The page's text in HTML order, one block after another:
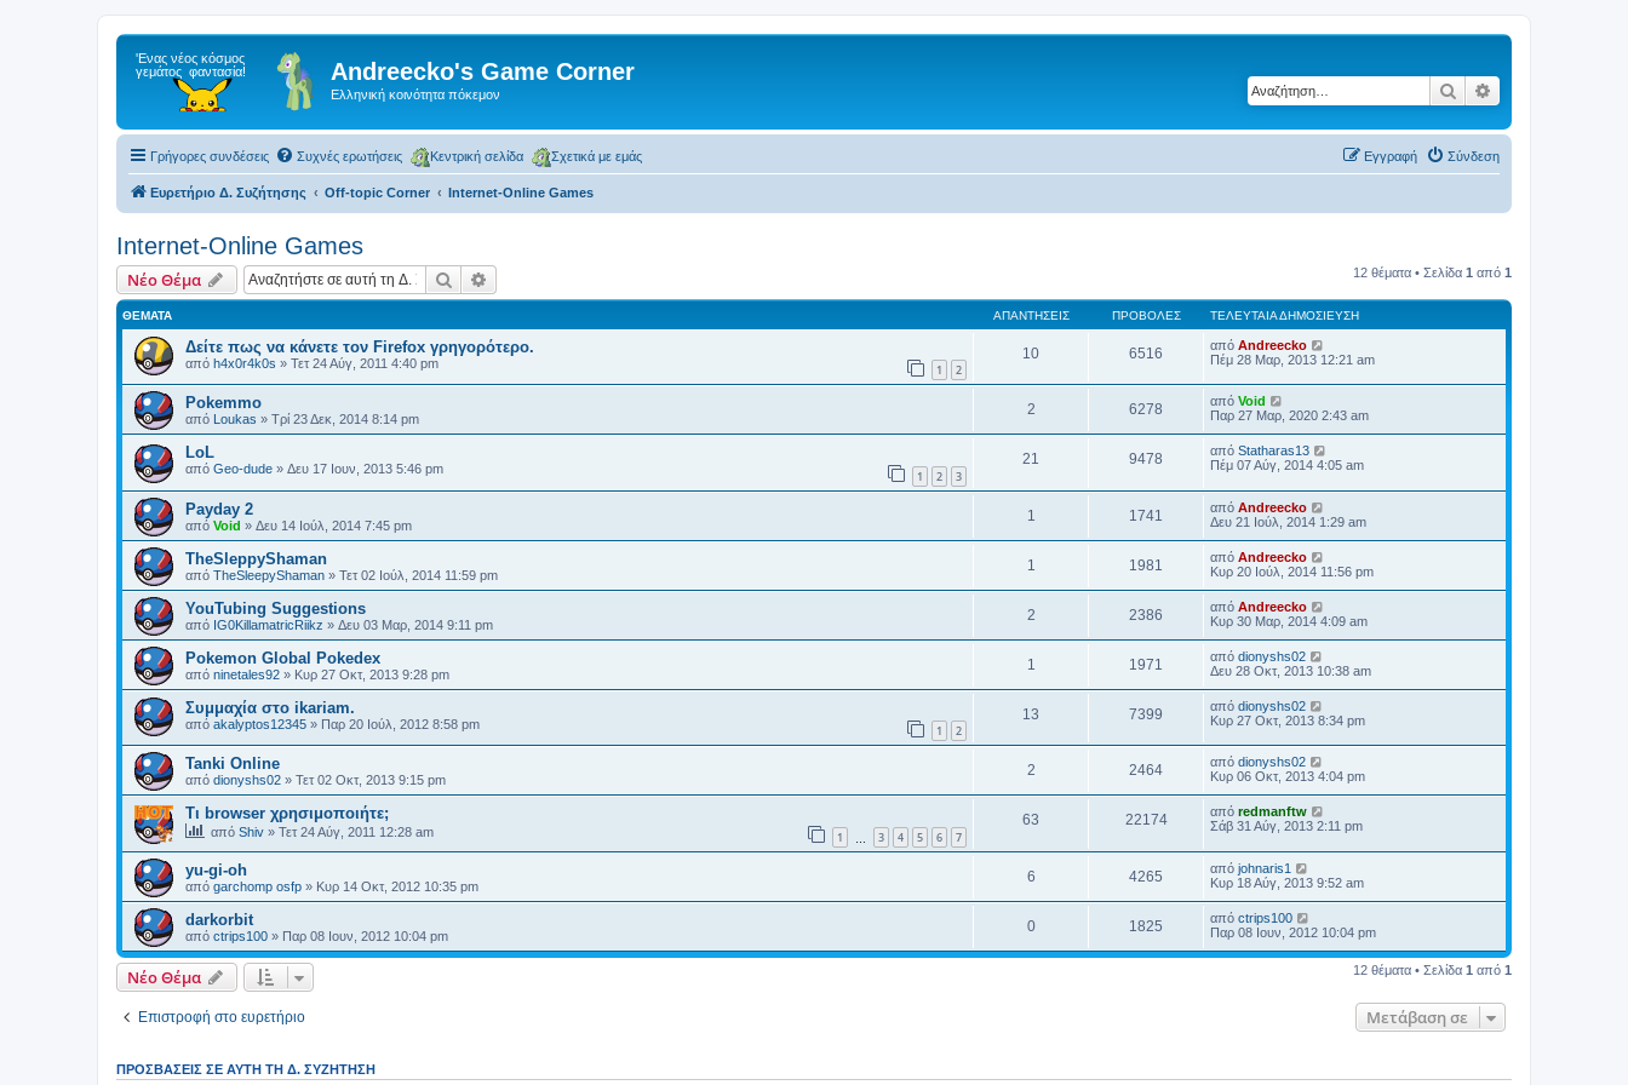
Andreecko's Game Corner
Ελληνική κοινότητα πόκεμον Αναζήτηση
Γρήγορες συνδέσεις Συχνές ερωτήσεις Κεντρική σελίδα Σχετικά με εμάς Σύνδεση
Εγγραφή
Ευρετήριο Δ. Συζήτησης Off-topic Corner Internet-Online Games
Internet-Online Games
Νέο Θέμα Αναζήτηση 12 θέματα • Σελίδα 1 από 1
ΘΈΜΑΤΑ ΑΠΑΝΤΉΣΕΙΣ ΠΡΟΒΟΛΈΣ ΤΕΛΕΥΤΑΊΑ ΔΗΜΟΣΊΕΥΣΗ
Δείτε πως να κάνετε τον Firefox γρηγορότερο.
από h4x0r4k0s » Τετ 24 Αύγ, 2011 4:40 pm 1 2
10 6516 από Andreecko
Πέμ 28 Μαρ, 2013 12:21 am
Pokemmo
από Loukas » Τρί 23 Δεκ, 2014 8:14 pm
2 6278 από Void
Παρ 27 Μαρ, 2020 2:43 am
LoL
από Geo-dude » Δευ 17 Ιουν, 2013 5:46 pm 1 2 3
21 9478 από Statharas13
Πέμ 07 Αύγ, 2014 4:05 am
Payday 2
από Void » Δευ 14 Ιούλ, 2014 7:45 pm
1 1741 από Andreecko
Δευ 21 Ιούλ, 2014 1:29 am
TheSleppyShaman
από TheSleepyShaman » Τετ 02 Ιούλ, 2014 11:59 pm
1 1981 από Andreecko
Κυρ 20 Ιούλ, 2014 11:56 pm
YouTubing Suggestions
από IG0KillamatricRiikz » Δευ 03 Μαρ, 2014 9:11 pm
2 2386 από Andreecko
Κυρ 30 Μαρ, 2014 4:09 am
Pokemon Global Pokedex
από ninetales92 » Κυρ 27 Οκτ, 2013 9:28 pm
1 1971 από dionyshs02
Δευ 28 Οκτ, 2013 10:38 am
Συμμαχία στο ikariam.
από akalyptos12345 » Παρ 20 Ιούλ, 2012 8:58 pm 1 2
13 7399 από dionyshs02
Κυρ 27 Οκτ, 2013 8:34 pm
Tanki Online
από dionyshs02 » Τετ 02 Οκτ, 2013 9:15 pm
2 2464 από dionyshs02
Κυρ 06 Οκτ, 2013 4:04 pm
Τι browser χρησιμοποιήτε;
από Shiv » Τετ 24 Αύγ, 2011 12:28 am 1 3 4 5 6 7
63 22174 από redmanftw
Σάβ 31 Αύγ, 2013 2:11 pm
yu-gi-oh
από garchomp osfp » Κυρ 14 Οκτ, 2012 10:35 pm
6 4265 από johnaris1
Κυρ 18 Αύγ, 2013 9:52 am
darkorbit
από ctrips100 » Παρ 08 Ιουν, 2012 10:04 pm
0 1825 από ctrips100
Παρ 08 Ιουν, 2012 10:04 pm
Νέο Θέμα 12 θέματα • Σελίδα 1 από 1
Επιστροφή στο ευρετήριο Μετάβαση σε
ΠΡΟΣΒΆΣΕΙΣ ΣΕ ΑΥΤΉ ΤΗ Δ. ΣΥΖΉΤΗΣΗ